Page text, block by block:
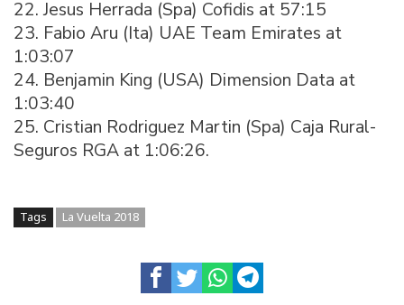
22. Jesus Herrada (Spa) Cofidis at 57:15
23. Fabio Aru (Ita) UAE Team Emirates at
1:03:07
24. Benjamin King (USA) Dimension Data at
1:03:40
25. Cristian Rodriguez Martin (Spa) Caja Rural-
Seguros RGA at 1:06:26.
Tags La Vuelta 2018